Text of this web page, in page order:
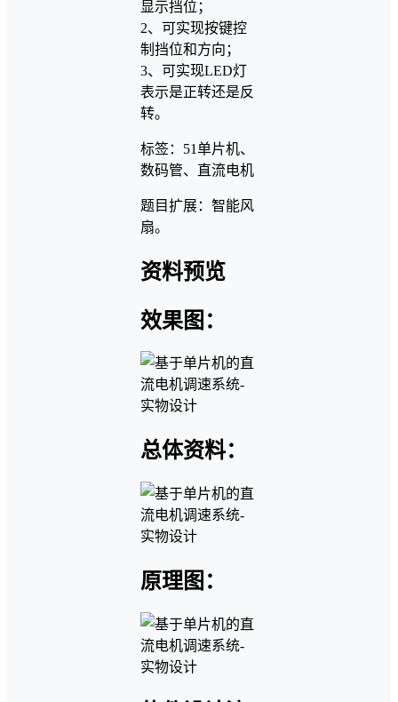
显示挡位；
2、可实现按键控
制挡位和方向；
3、可实现LED灯
表示是正转还是反
转。
标签：51单片机、
数码管、直流电机
题目扩展：智能风
扇。
资料预览
效果图：
总体资料：
原理图：